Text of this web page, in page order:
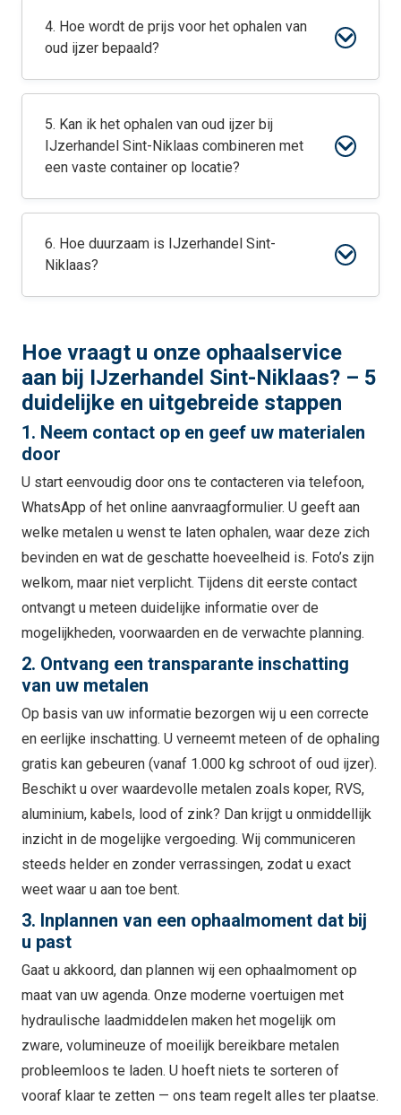
4. Hoe wordt de prijs voor het ophalen van
oud ijzer bepaald?
5. Kan ik het ophalen van oud ijzer bij
IJzerhandel Sint-Niklaas combineren met
een vaste container op locatie?
6. Hoe duurzaam is IJzerhandel Sint-
Niklaas?
Hoe vraagt u onze ophaalservice
aan bij IJzerhandel Sint-Niklaas? – 5
duidelijke en uitgebreide stappen
1. Neem contact op en geef uw materialen
door
U start eenvoudig door ons te contacteren via telefoon,
WhatsApp of het online aanvraagformulier. U geeft aan
welke metalen u wenst te laten ophalen, waar deze zich
bevinden en wat de geschatte hoeveelheid is. Foto’s zijn
welkom, maar niet verplicht. Tijdens dit eerste contact
ontvangt u meteen duidelijke informatie over de
mogelijkheden, voorwaarden en de verwachte planning.
2. Ontvang een transparante inschatting
van uw metalen
Op basis van uw informatie bezorgen wij u een correcte
en eerlijke inschatting. U verneemt meteen of de ophaling
gratis kan gebeuren (vanaf 1.000 kg schroot of oud ijzer).
Beschikt u over waardevolle metalen zoals koper, RVS,
aluminium, kabels, lood of zink? Dan krijgt u onmiddellijk
inzicht in de mogelijke vergoeding. Wij communiceren
steeds helder en zonder verrassingen, zodat u exact
weet waar u aan toe bent.
3. Inplannen van een ophaalmoment dat bij
u past
Gaat u akkoord, dan plannen wij een ophaalmoment op
maat van uw agenda. Onze moderne voertuigen met
hydraulische laadmiddelen maken het mogelijk om
zware, volumineuze of moeilijk bereikbare metalen
probleemloos te laden. U hoeft niets te sorteren of
vooraf klaar te zetten — ons team regelt alles ter plaatse.